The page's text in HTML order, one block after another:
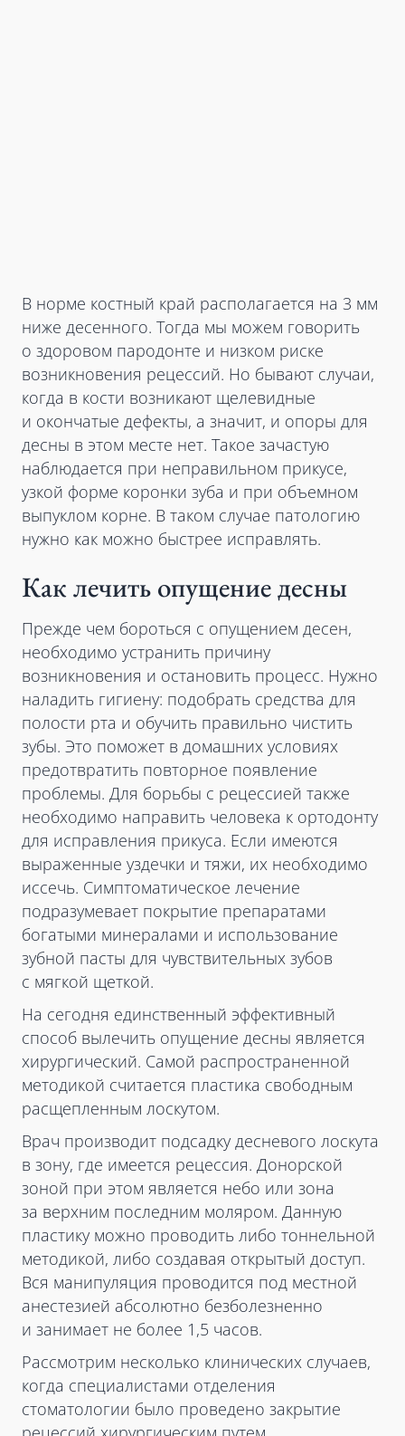
В норме костный край располагается на 3 мм
ниже десенного. Тогда мы можем говорить
о здоровом пародонте и низком риске
возникновения рецессий. Но бывают случаи,
когда в кости возникают щелевидные
и окончатые дефекты, а значит, и опоры для
десны в этом месте нет. Такое зачастую
наблюдается при неправильном прикусе,
узкой форме коронки зуба и при объемном
выпуклом корне. В таком случае патологию
нужно как можно быстрее исправлять.
Как лечить опущение десны
Прежде чем бороться с опущением десен,
необходимо устранить причину
возникновения и остановить процесс. Нужно
наладить гигиену: подобрать средства для
полости рта и обучить правильно чистить
зубы. Это поможет в домашних условиях
предотвратить повторное появление
проблемы. Для борьбы с рецессией также
необходимо направить человека к ортодонту
для исправления прикуса. Если имеются
выраженные уздечки и тяжи, их необходимо
иссечь. Симптоматическое лечение
подразумевает покрытие препаратами
богатыми минералами и использование
зубной пасты для чувствительных зубов
с мягкой щеткой.
На сегодня единственный эффективный
способ вылечить опущение десны является
хирургический. Самой распространенной
методикой считается пластика свободным
расщепленным лоскутом.
Врач производит подсадку десневого лоскута
в зону, где имеется рецессия. Донорской
зоной при этом является небо или зона
за верхним последним моляром. Данную
пластику можно проводить либо тоннельной
методикой, либо создавая открытый доступ.
Вся манипуляция проводится под местной
анестезией абсолютно безболезненно
и занимает не более 1,5 часов.
Рассмотрим несколько клинических случаев,
когда специалистами отделения
стоматологии было проведено закрытие